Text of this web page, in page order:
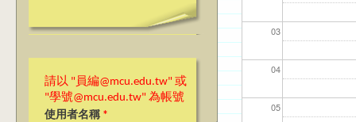
請以 "員編@mcu.edu.tw" 或
"學號@mcu.edu.tw" 為帳號
使用者名稱 *
03
04
05